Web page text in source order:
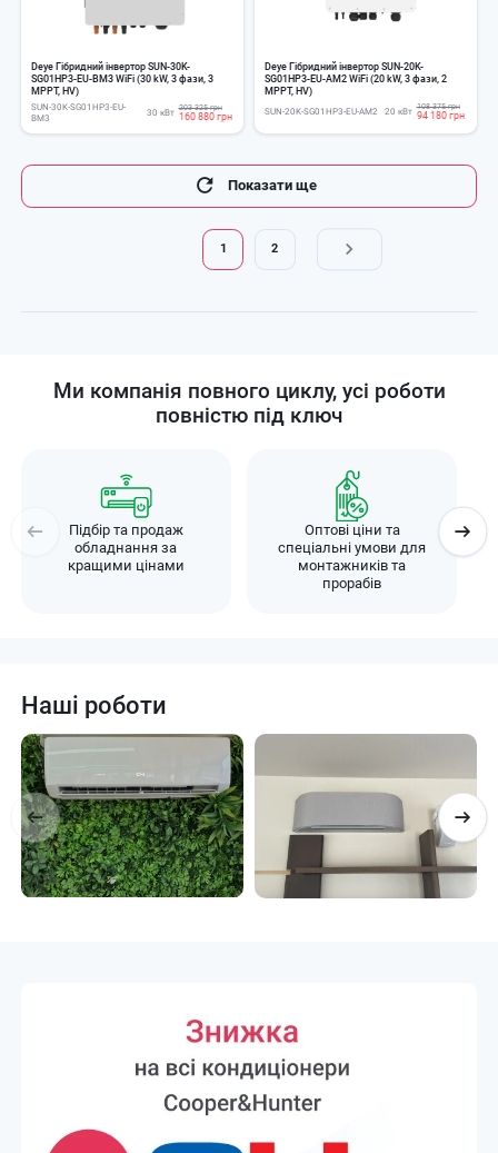
Deye Гібридний інвертор SUN-30K-
SG01HP3-EU-BM3 WiFi (30 kW, 3 фази, 3
MPPT, HV)
SUN-30K-SG01HP3-EU-
BM3
30 кВт 203 325 грн
160 880 грн
Deye Гібридний інвертор SUN-20K-
SG01HP3-EU-AM2 WiFi (20 kW, 3 фази, 2
MPPT, HV)
SUN-20K-SG01HP3-EU-AM2 20 кВт 108 375 грн
94 180 грн
Розбивка
на
Показати ще
Поточна
сторінка
1 Page
2
Ми компанія повного циклу, усі роботи
повністю під ключ
Підбір та продаж
обладнання за
кращими цінами
Оптові ціни та
спеціальні умови для
монтажників та
прорабів
Наші роботи